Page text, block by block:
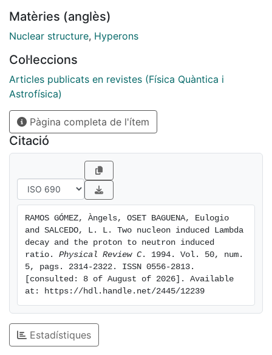
than those deduced before.
Matèries (anglès)
Nuclear structure, Hyperons
Col·leccions
Articles publicats en revistes (Física Quàntica i
Astrofísica)
Pàgina completa de l'ítem
Citació
RAMOS GÓMEZ, Àngels, OSET BAGUENA, Eulogio
and SALCEDO, L. L. Two nucleon induced Lambda
decay and the proton to neutron induced
ratio. Physical Review C . 1994. Vol. 50, num.
5, pags. 2314-2322. ISSN 0556-2813.
[consulted: 8 of August of 2026]. Available
at: https://hdl.handle.net/2445/12239
Estadístiques